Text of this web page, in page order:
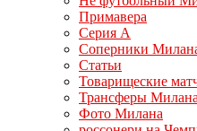
Примавера
Серия А
Соперники
Статьи
Товарищеские
Трансферы Милана
Фото Милана